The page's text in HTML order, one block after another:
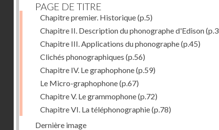
PAGE DE TITRE
Chapitre premier. Historique(p.5)
Chapitre II. Description du phonographe d'Edison
Chapitre III. Applications du phonographe(p.45)
Clichés phonographiques (p.56)
Chapitre IV. Le graphophone(p.59)
Le Micro-graphophone(p.67)
Chapitre V. Le grammophone(p.72)
Chapitre VI. La téléphonographie(p.78)
Dernière image